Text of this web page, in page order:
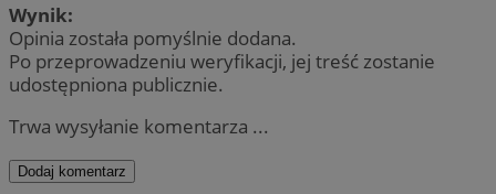
Wynik:
Opinia została pomyślnie dodana.
Po przeprowadzeniu weryfikacji, jej treść zostanie
udostępniona publicznie.
Trwa wysyłanie komentarza ...
Dodaj komentarz